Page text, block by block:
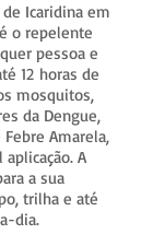
Icaridina em
o repelente
pessoa e
12 horas de
mosquitos,
da Dengue,
Amarela,
A
a sua
trilha e até
dia.